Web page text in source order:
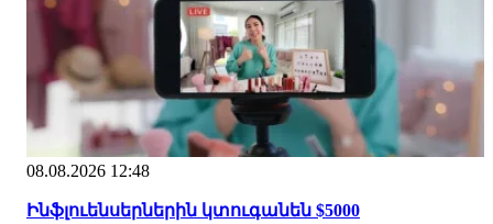
08.08.2026 12:48
Ինֆլուենսերներին կտուգանեն $5000